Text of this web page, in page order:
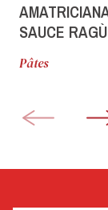
SAUCE
PAPRIKA FUMÉ
Pâtes